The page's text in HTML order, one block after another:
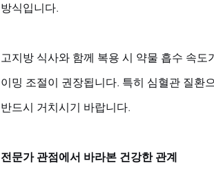
방식입니다.
고지방 식사와 함께 복용 시 약물 흡수 속
이밍 조절이 권장됩니다. 특히 심혈관 질환
반드시 거치시기 바랍니다.
전문가 관점에서 바라본 건강한 관계